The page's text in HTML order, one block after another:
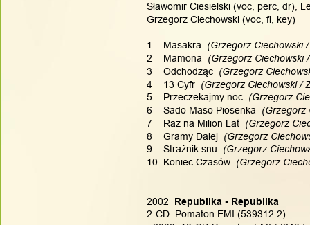
Sławomir Ciesielski (voc, perc, dr),
Grzegorz Ciechowski (voc, fl, key)
1    Masakra
(Grzegorz Ciechowski
2    Mamona
(Grzegorz Ciechowski
3    Odchodząc
(Grzegorz
4    13 Cyfr
(Grzegorz Ciechowski /
5    Przeczekajmy noc
(Grzegorz
6    Sado Maso Piosenka
(Grzegorz
7    Raz na Milion Lat
(Grzegorz
8    Gramy Dalej
(Grzegorz
9    Strażnik snu
(Grzegorz
10  Koniec Czasów
(Grzegorz
2002
  Republika - Republika
2-CD  Pomaton EMI (539312 2)